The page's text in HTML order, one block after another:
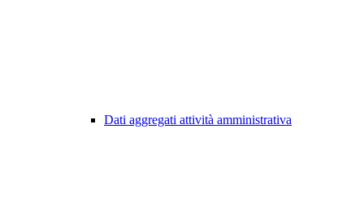
Dati aggregati attività amministrativa